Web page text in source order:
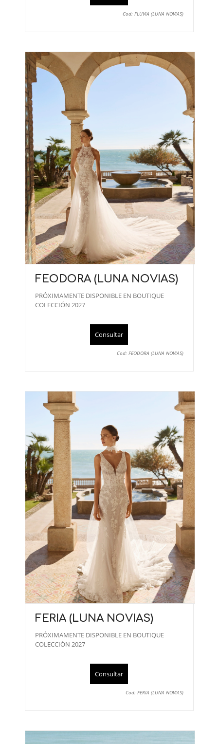
Cod: FLUVIA (LUNA NOVIAS)
FEODORA (LUNA NOVIAS)
PRÓXIMAMENTE DISPONIBLE EN BOUTIQUE
COLECCIÓN 2027
Consultar
Cod: FEODORA (LUNA NOVIAS)
FERIA (LUNA NOVIAS)
PRÓXIMAMENTE DISPONIBLE EN BOUTIQUE
COLECCIÓN 2027
Consultar
Cod: FERIA (LUNA NOVIAS)